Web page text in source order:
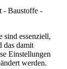
- Baustoffe -
sind essenziell,
das damit
Einstellungen
werden.